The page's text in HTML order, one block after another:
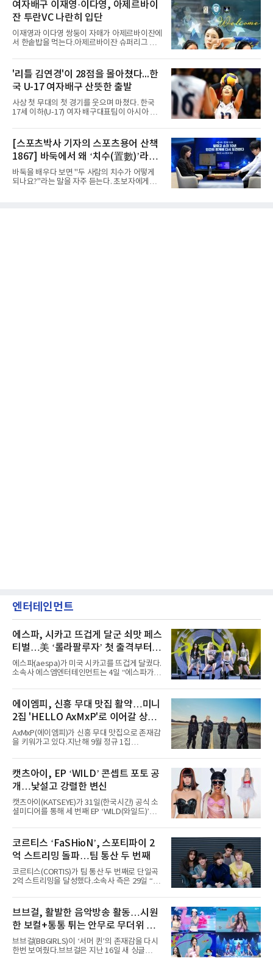
육부대)이 9득점으로 힘을 보탰다.대표팀은 8일
오후 8시 30분 A조 2위와 결승
(22점)의 활약을 앞세워 여수화양고를 94-59로
완파했다. 이로써 경복고는 예선 2전 전승을 기
록하며 조 1위로 결승 토너먼트에 진출했다.경
복고는 1쿼터 초반부터 박지오의 높은 슛 성공
률을 앞세워 공격을 주도하며 24-15로 기선을
후반 들어 내·외곽에서 고른 득점포를 가동하며
점수 차를 크게 벌려 여유 있게 승
여자배구 이재영·이다영, 아제르바이
잔 투란VC 나란히 입단
이재영과 이다영 쌍둥이 자매가 아제르바이잔에
서 한솥밥을 먹는다.아제르바이잔 슈퍼리그 투
일 이다영과도 계약했다고 발표했다. 구단은 이
다영이 2026-2027시즌 투란 소속으로 활약할
예정이라고 전했다.두 선수가 국내를 떠난 것은
2021년이다. V리그 흥국생명 소속이던 당시 중
학교 시절 학교 폭력을 행사했다는 폭로가 나오
면서 한국 배구계를 등졌다.이재영의 해외 여정
은 순탄치 않았다. 2021년 말 그리스 PAOK 테
리그 빅토리아 히메지에 합류했다가 지난 5월
팀을 떠났다.이다영은 더 많은 무대를
'리틀 김연경'이 28점을 몰아쳤다...한
국 U-17 여자배구 산뜻한 출발
사상 첫 무대의 첫 경기를 웃으며 마쳤다. 한국
17세 이하(U-17) 여자 배구대표팀이 아시아 챔
전을 승리로 장식했다.이승여 감독이 이끄는 한
국은 7일(한국시간) 칠레 로스 안데스의 리세오
믹스토 체육관에서 열린 2026 국제배구연맹
(FIVB) U-17 여자 세계선수권대회 조별리그 D조
1차전에서 푸에르토리코를 3-1(25-10 25-23
19-25 26-24)로 이겼다.승리의 중심에는 '리틀
김연경'으로 불리는 아웃사이드 히터 손서연(선
[스포츠박사 기자의 스포츠용어 산책
1867] 바둑에서 왜 ‘치수(置數)’라고
말할까
바둑을 배우다 보면 "두 사람의 치수가 어떻게
되나요?"라는 말을 자주 듣는다. 초보자에게는
엔터테인먼트
에스파, 시카고 뜨겁게 달군 쇠맛 페스
티벌…美 ‘롤라팔루자’ 첫 출격부터
증명한 존재감
에스파(aespa)가 미국 시카고를 뜨겁게 달궜다.
소속사 에스엠엔터테인먼트는 4일 “에스파가
서 열린 ‘롤라팔루자 시카고’(Lollapalooza
Chicago)의 알리안츠 스테이지에 올랐다”며
“총 14곡으로 구성된 세트리스트를 선사, 데뷔 7
년 차다운 노련한 무대 매너와 파워풀한 에너지
로 현장의 분위기를 압도했다”고 밝혔다.1991
년 시작된 ‘롤라팔루자’는 8개 스테이지, 170여
팀의 아티스트와 40만 명 이상의 관객이 운집하
코르티스 등 K팝 스타들이 출연진 명단에 이름
을 올렸다.이날 에스파는
에이엠피, 신흥 무대 맛집 활약…미니
2집 'HELLO AxMxP'로 이어갈 상승
세
AxMxP(에이엠피)가 신흥 무대 맛집으로 존재감
을 키워가고 있다.지난해 9월 정규 1집
AxMxP는 데뷔 전부터 버스킹과 각종 페스티벌,
공연 무대에 오르며 실전 경험을 쌓아왔다.이들
은 소속사 패밀리 콘서트를 비롯해 '뷰티풀 민트
라이프 2025', '2025 부산국제록페스티벌' 등 대
형 무대에 잇달아 출연해 당찬 에너지와 풋풋한
매력으로 음악팬들의 눈도장을 찍었다.이후
AxMxP는 '카운트다운 판타지 2025-2026',
정적인 실력을 입증했고, 올해 '2026 어썸뮤직
페스티벌', '뷰티풀 민트 라이프 2026', '2026
캣츠아이, EP ‘WILD’ 콘셉트 포토 공
개…낯설고 강렬한 변신
캣츠아이(KATSEYE)가 31일(한국시간) 공식 소
셜미디어를 통해 세 번째 EP ‘WILD(와일드)’의
heart(와일드 하트)’라는 제목이 붙은 콘셉트 포
토에는 멤버들의 본능적이고 야성적인 면모가
강렬하게 담겼다. 짙은 아이섀도와 푸른빛·금빛·
붉은빛의 컬러 렌즈가 비현실적인 분위기를 자
아내고, 여러 원색이 불규칙하게 뒤섞인 멀티컬
러 헤어와 과감한 블루·블랙 립 메이크업이 낯설
고도 매혹적인 비주얼을 완성했다.스타일링 역
엣을 거침없이 결합했다. 멤버들은 각기 다른 개
성을 살린 스타일링을 선
코르티스 ‘FaSHioN’, 스포티파이 2
억 스트리밍 돌파…팀 통산 두 번째
코르티스(CORTIS)가 팀 통산 두 번째로 단일곡
2억 스트리밍을 달성했다.소속사 측은 29일 “코
벌 오디오·음원 스트리밍 플랫폼 스포티파이에
서 27일 자로 누적 재생 수 2억 회를 돌파했
다”고 밝혔다.곡이 발표된 지 약 10개월 만이다.
팀의 첫 번째 2억 스트리밍 곡은 동일 음반에 수
록된 ‘GO!’다. 이 노래는 공개 약 9개월 만인 지
난달 26일 자에 2억 고지를 밟았다. 이는 최근 5
년 내 데뷔한 보이그룹의 곡 중 최단기 2억 달성
브브걸, 활발한 음악방송 활동…시원
한 보컬+통통 튀는 안무로 무더위 사
냥
브브걸(BBGIRLS)이 ‘서머 퀸’의 존재감을 다시
한번 보여줬다.브브걸은 지난 16일 새 싱글